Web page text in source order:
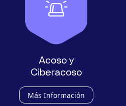
Acoso y
Ciberacoso
Más Información